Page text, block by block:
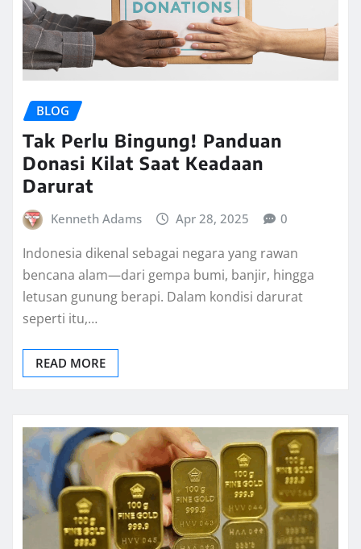
BLOG
Tak Perlu Bingung! Panduan
Donasi Kilat Saat Keadaan
Darurat
Kenneth Adams Apr 28, 2025 0
Indonesia dikenal sebagai negara yang rawan
bencana alam—dari gempa bumi, banjir, hingga
letusan gunung berapi. Dalam kondisi darurat
seperti itu,…
READ MORE